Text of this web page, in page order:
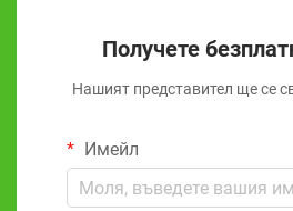
Получете
Нашият представител ще се
Имейл